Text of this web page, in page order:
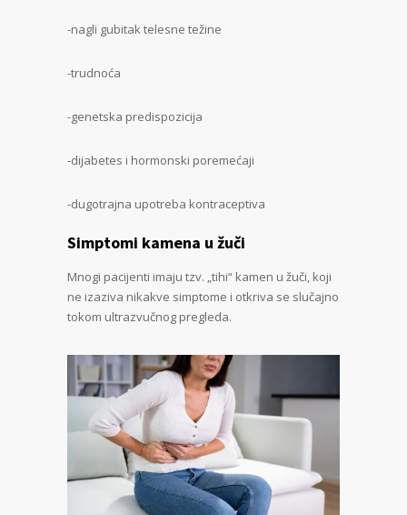
-nagli gubitak telesne težine
-trudnoća
-genetska predispozicija
-dijabetes i hormonski poremećaji
-dugotrajna upotreba kontraceptiva
Simptomi kamena u žuči
Mnogi pacijenti imaju tzv. „tihi“ kamen u žuči, koji
ne izaziva nikakve simptome i otkriva se slučajno
tokom ultrazvučnog pregleda.